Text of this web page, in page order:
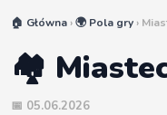
🏠 Główna ›🌍 Pola gry ›
🏘️
📅 05.06.2026